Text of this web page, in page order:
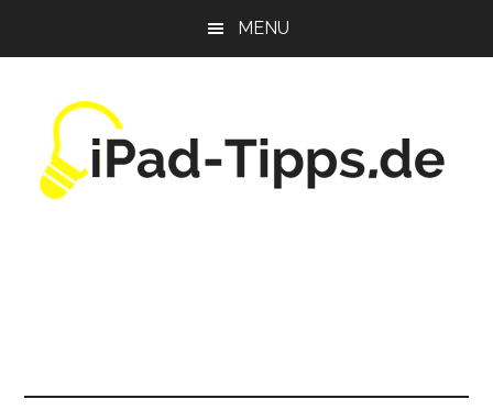
MENU